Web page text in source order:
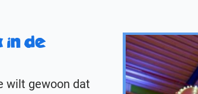
in de
wilt gewoon dat